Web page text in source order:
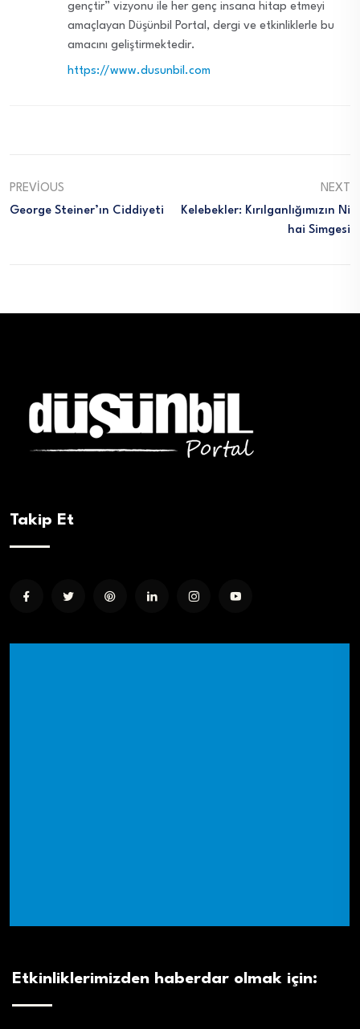
gençtir” vizyonu ile her genç insana hitap etmeyi
amaçlayan Düşünbil Portal, dergi ve etkinliklerle bu
amacını geliştirmektedir.
https://www.dusunbil.com
PREVIOUS
George Steiner’ın Ciddiyeti
NEXT
Kelebekler: Kırılganlığımızın Ni
Hai Simgesi
Takip Et
Etkinliklerimizden haberdar olmak için: